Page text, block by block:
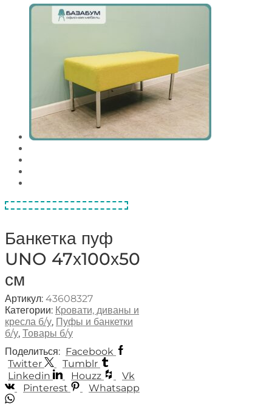
Банкетка пуф
UNO 47х100х50
см
Артикул: 43608327
Категории: Кровати, диваны и
кресла б/у, Пуфы и банкетки
б/у, Товары б/у
Поделиться: Facebook
Twitter
Tumblr
Linkedin
Houzz
Vk
Pinterest
Whatsapp